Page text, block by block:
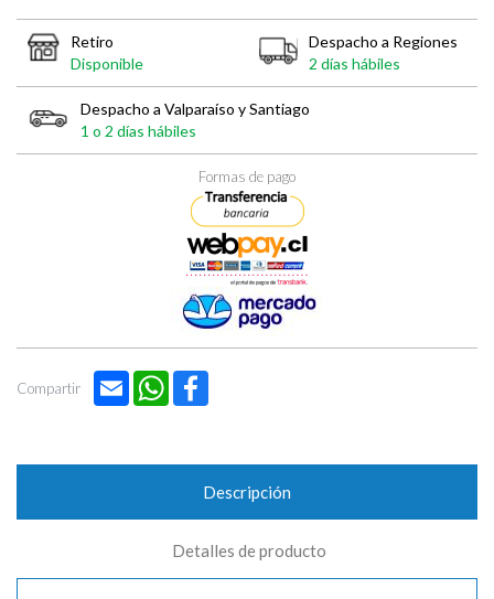
Retiro
Disponible
Despacho a Regiones
2 días hábiles
Despacho a Valparaíso y Santiago
1 o 2 días hábiles
Formas de pago
Compartir Email WhatsApp
Descripción
Detalles de producto